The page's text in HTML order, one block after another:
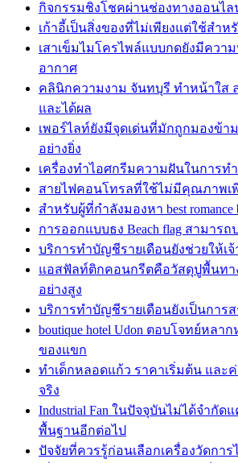
กิจกรรมชิงโชคผ่านช่องทางออนไล
เก้าอี้เป็นสิ่งของที่ไม่เพียงแต่ใช้สำห
เสาเข็มไมโครไพล์แบบกดยังมีคว
อากาศ
คลินิกความงาม จันทบุรี ทำหน้าใส
และได้ผล
เพอร์ไลท์ยังมีจุดเด่นที่มักถูกมองข้
อย่างยิ่ง
เครื่องทำไอศกรีมความฝันในการท
สายไฟคอนโทรลที่ใช้ไม่มีคุณภาพเ
สำหรับผู้ที่กำลังมองหา best romance
การออกแบบธง Beach flag สามารถ
บริการทำบัญชีรายเดือนยังช่วยให้เ
แอสฟัลท์ติกคอนกรีตคือวัสดุปูพื้นทา
อย่างสูง
บริการทำบัญชีรายเดือนยังเป็นการ
boutique hotel Udon ตอบโจทย์หลา
ของแขก
ทำเด็กหลอดแก้ว ราคาเริ่มต้น และ
จริง
Industrial Fan ในปัจจุบันไม่ได้จำกัด
พื้นฐานอีกต่อไป
ปัจจัยที่ควรรู้ก่อนเลือกเครื่องวัดกา